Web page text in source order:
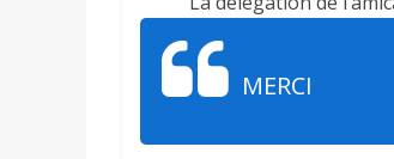
MERCI